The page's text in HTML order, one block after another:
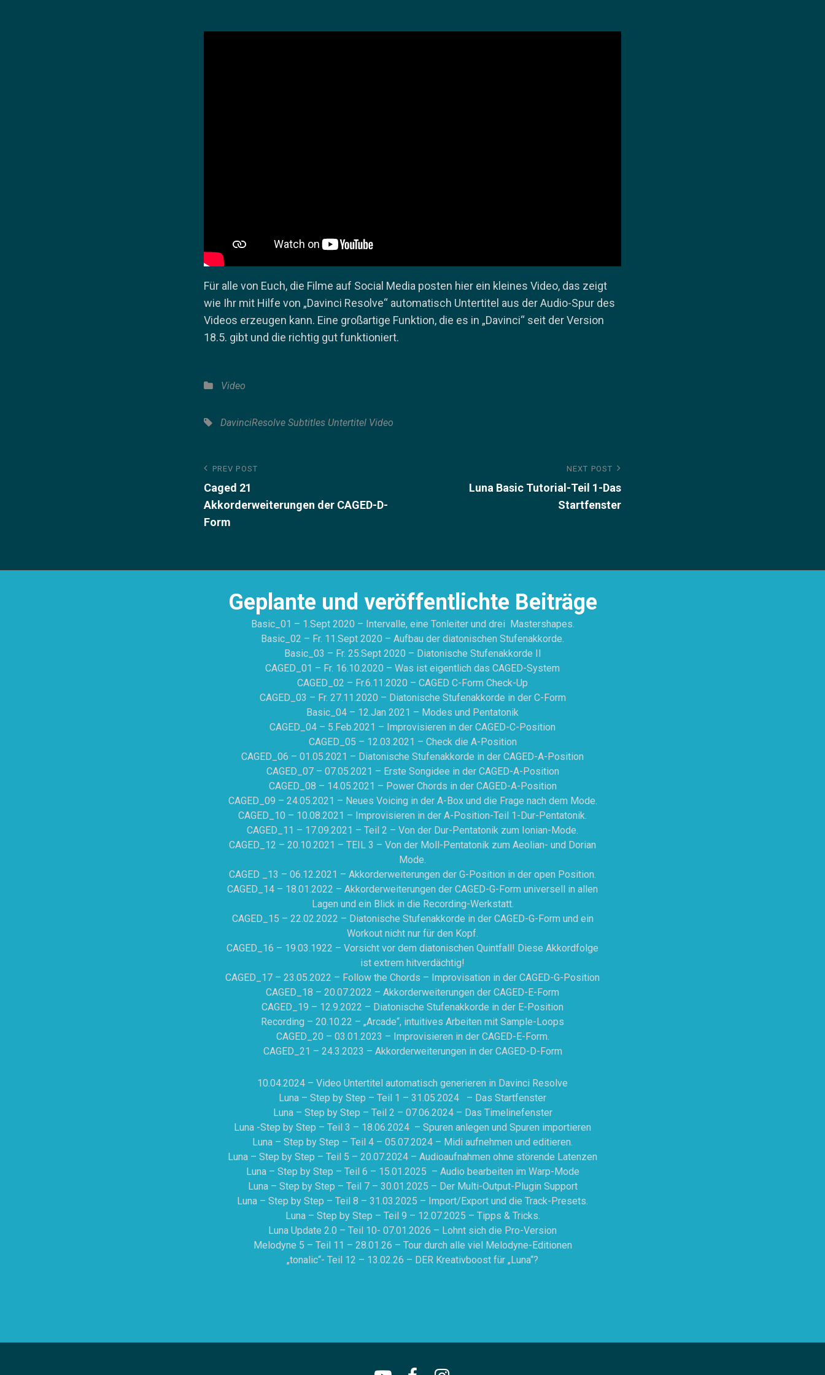
Für alle von Euch, die Filme auf Social Media posten hier ein kleines Video, das zeigt
wie Ihr mit Hilfe von „Davinci Resolve“ automatisch Untertitel aus der Audio-Spur des
Videos erzeugen kann. Eine großartige Funktion, die es in „Davinci“ seit der Version
18.5. gibt und die richtig gut funktioniert.
Categories
Video
Tags,DavinciResolve Subtitles Untertitel Video
Beitragsnavigation
Previous
Post
PREV POST
Caged 21
Akkorderweiterungen der CAGED-D-
Form
NEXT POST
Luna Basic Tutorial-Teil 1-Das
Startfenster
Geplante und veröffentlichte Beiträge
Basic_01 – 1.Sept 2020 – Intervalle, eine Tonleiter und drei Mastershapes.
Basic_02 – Fr. 11.Sept 2020 – Aufbau der diatonischen Stufenakkorde.
Basic_03 – Fr. 25.Sept 2020 – Diatonische Stufenakkorde II
CAGED_01 – Fr. 16.10.2020 – Was ist eigentlich das CAGED-System
CAGED_02 – Fr.6.11.2020 – CAGED C-Form Check-Up
CAGED_03 – Fr. 27.11.2020 – Diatonische Stufenakkorde in der C-Form
Basic_04 – 12.Jan 2021 – Modes und Pentatonik
CAGED_04 – 5.Feb.2021 – Improvisieren in der CAGED-C-Position
CAGED_05 – 12.03.2021 – Check die A-Position
CAGED_06 – 01.05.2021 – Diatonische Stufenakkorde in der CAGED-A-Position
CAGED_07 – 07.05.2021 – Erste Songidee in der CAGED-A-Position
CAGED_08 – 14.05.2021 – Power Chords in der CAGED-A-Position
CAGED_09 – 24.05.2021 – Neues Voicing in der A-Box und die Frage nach dem Mode.
CAGED_10 – 10.08.2021 – Improvisieren in der A-Position-Teil 1-Dur-Pentatonik.
CAGED_11 – 17.09.2021 – Teil 2 – Von der Dur-Pentatonik zum Ionian-Mode.
CAGED_12 – 20.10.2021 – TEIL 3 – Von der Moll-Pentatonik zum Aeolian- und Dorian
Mode.
CAGED _13 – 06.12.2021 – Akkorderweiterungen der G-Position in der open Position.
CAGED_14 – 18.01.2022 – Akkorderweiterungen der CAGED-G-Form universell in allen
Lagen und ein Blick in die Recording-Werkstatt.
CAGED_15 – 22.02.2022 – Diatonische Stufenakkorde in der CAGED-G-Form und ein
Workout nicht nur für den Kopf.
CAGED_16 – 19.03.1922 – Vorsicht vor dem diatonischen Quintfall! Diese Akkordfolge
ist extrem hitverdächtig!
CAGED_17 – 23.05.2022 – Follow the Chords – Improvisation in der CAGED-G-Position
CAGED_18 – 20.07.2022 – Akkorderweiterungen der CAGED-E-Form
CAGED_19 – 12.9.2022 – Diatonische Stufenakkorde in der E-Position
Recording – 20.10.22 – „Arcade“, intuitives Arbeiten mit Sample-Loops
CAGED_20 – 03.01.2023 – Improvisieren in der CAGED-E-Form.
CAGED_21 – 24.3.2023 – Akkorderweiterungen in der CAGED-D-Form
10.04.2024 – Video Untertitel automatisch generieren in Davinci Resolve
Luna – Step by Step – Teil 1 – 31.05.2024 – Das Startfenster
Luna – Step by Step – Teil 2 – 07.06.2024 – Das Timelinefenster
Luna -Step by Step – Teil 3 – 18.06.2024 – Spuren anlegen und Spuren importieren
Luna – Step by Step – Teil 4 – 05.07.2024 – Midi aufnehmen und editieren.
Luna – Step by Step – Teil 5 – 20.07.2024 – Audioaufnahmen ohne störende Latenzen
Luna – Step by Step – Teil 6 – 15.01.2025 – Audio bearbeiten im Warp-Mode
Luna – Step by Step – Teil 7 – 30.01.2025 – Der Multi-Output-Plugin Support
Luna – Step by Step – Teil 8 – 31.03.2025 – Import/Export und die Track-Presets.
Luna – Step by Step – Teil 9 – 12.07.2025 – Tipps & Tricks.
Luna Update 2.0 – Teil 10- 07.01.2026 – Lohnt sich die Pro-Version
Melodyne 5 – Teil 11 – 28.01.26 – Tour durch alle viel Melodyne-Editionen
„tonalic“- Teil 12 – 13.02.26 – DER Kreativboost für „Luna“?